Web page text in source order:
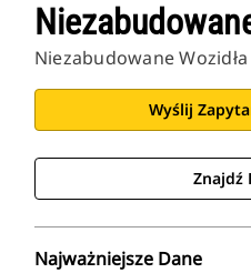
Niezabudowane
Wyślij
Znajdź
Najważniejsze Dane